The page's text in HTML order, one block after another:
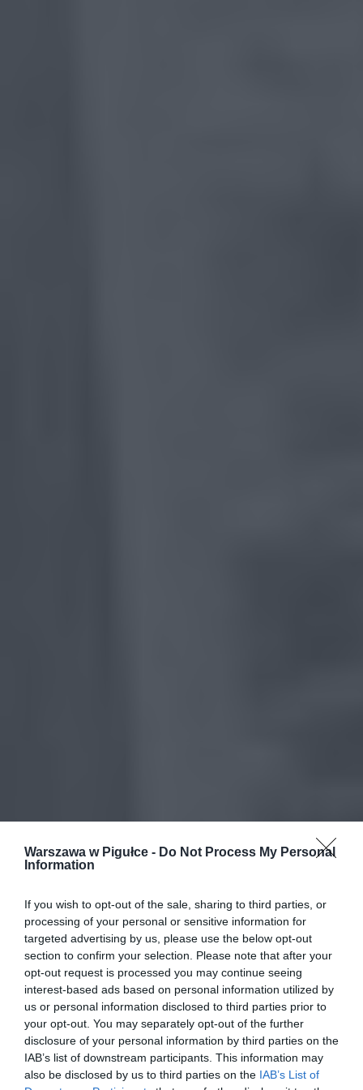
Warszawa w Pigułce - Do Not Process My Personal
Information
If you wish to opt-out of the sale, sharing to third parties, or
processing of your personal or sensitive information for
targeted advertising by us, please use the below opt-out
section to confirm your selection. Please note that after your
opt-out request is processed you may continue seeing
interest-based ads based on personal information utilized by
us or personal information disclosed to third parties prior to
your opt-out. You may separately opt-out of the further
disclosure of your personal information by third parties on the
IAB’s list of downstream participants. This information may
also be disclosed by us to third parties on the IAB’s List of